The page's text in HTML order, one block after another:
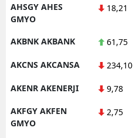
AHSGY AHES
GMYO
18,21
AKBNK AKBANK 61,75
AKCNS AKCANSA 234,10
AKENR AKENERJI 9,78
AKFGY AKFEN
GMYO
2,75